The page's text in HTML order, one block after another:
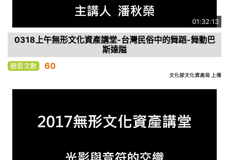
01:32:13
0318上午無形文化資產講堂-台灣民俗中的舞蹈-舞動巴
斯達隘
觀看次數 60
文化部文化資產局 上傳